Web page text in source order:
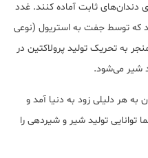
دندان‌های ثابت آماده کنند. غدد
که توسط جفت به استریول (نوعی
به تحریک تولید پرولاکتین در
شیر می‌شود.
به هر دلیلی زود به دنیا آمد و
توانایی تولید شیر و شیردهی را